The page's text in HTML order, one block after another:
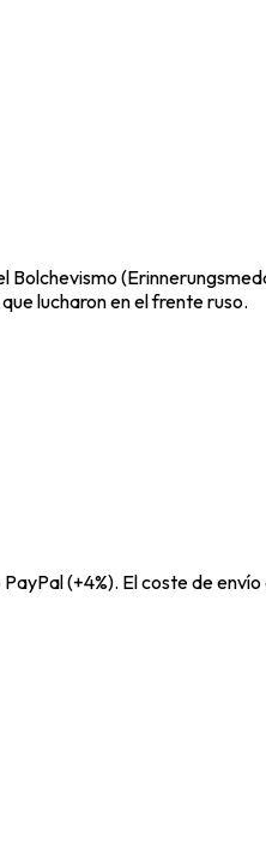
lucharon en el frente ruso.
(+4%). El coste de